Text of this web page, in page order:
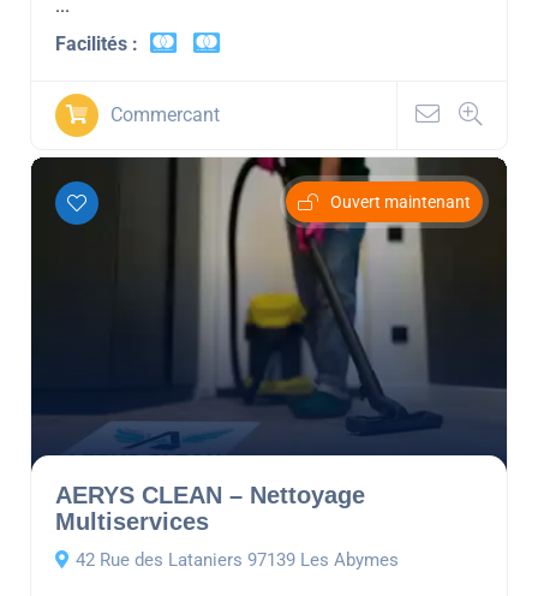
...
Facilités :
Commercant
Ouvert maintenant
AERYS CLEAN – Nettoyage
Multiservices
42 Rue des Lataniers 97139 Les Abymes